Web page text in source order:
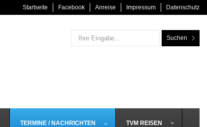
Startseite Facebook Anreise Impressum Datenschutz
Suchen
TERMINE / NACHRICHTEN TVM REISEN